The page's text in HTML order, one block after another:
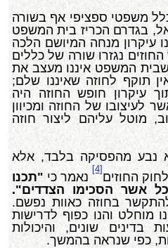
משפטי ספציפי אף בשורה
בגדרם הכריז בית המשפט
עיקרון מנחה המיושם הלכה
נגזרו שורה של כללים
המשפט איננו מעצב את
תוקף לחוזה שאיננו שלם;
עיקרון חופש החוזה היה
לעיצובו של החוזה ומכיוון
מוטל עליהם ליצור חוזה
נבע מהפסיקה בלבד, אלא
[4]
נאמר כי "תכנו
אשר הסכימו הצדדים".
בחוזה כאוות נפשם.
מוחלט והנו כפוף לדרישות
בדינים שונים, והיכולות
כפי שנראה בהמשך.